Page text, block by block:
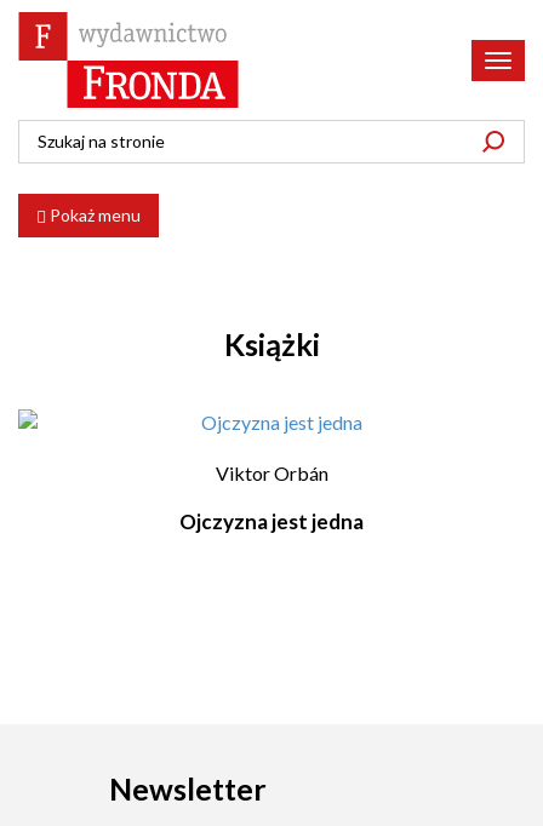
Pokaż menu
Książki
Viktor Orbán
Ojczyzna jest jedna
Newsletter